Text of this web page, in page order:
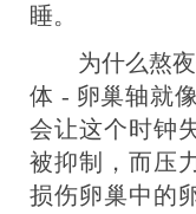
睡。
为什么熬
体 - 卵巢轴就
会让这个时钟
被抑制，而压
损伤卵巢中的